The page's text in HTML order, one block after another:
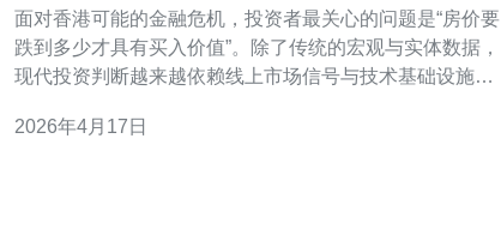
面对香港可能的金融危机，投资者最关心的问题是“房价要
跌到多少才具有买入价值”。除了传统的宏观与实体数据，
现代投资判断越来越依赖线上市场信号与技术基础设施的
揭利率与审批紧缩、失业率、楼市成交量、库存与空置
2026年4月17日